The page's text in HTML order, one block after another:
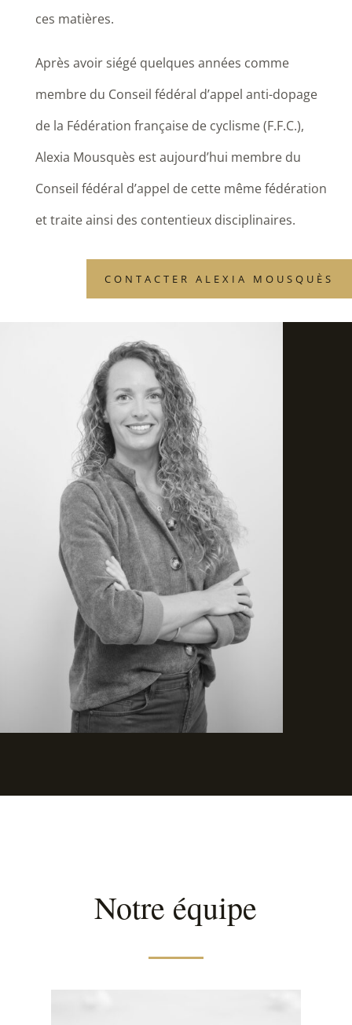
ces matières.
Après avoir siégé quelques années comme
membre du Conseil fédéral d’appel anti-dopage
de la Fédération française de cyclisme (F.F.C.),
Alexia Mousquès est aujourd’hui membre du
Conseil fédéral d’appel de cette même fédération
et traite ainsi des contentieux disciplinaires.
CONTACTER ALEXIA MOUSQUÈS
Notre équipe